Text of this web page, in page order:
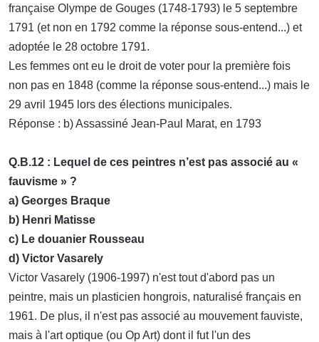
française Olympe de Gouges (1748-1793) le 5 septembre
1791 (et non en 1792 comme la réponse sous-entend...) et
adoptée le 28 octobre 1791.
Les femmes ont eu le droit de voter pour la première fois
non pas en 1848 (comme la réponse sous-entend...) mais le
29 avril 1945 lors des élections municipales.
Réponse : b) Assassiné Jean-Paul Marat, en 1793
Q.B.12 : Lequel de ces peintres n’est pas associé au «
fauvisme » ?
a) Georges Braque
b) Henri Matisse
c) Le douanier Rousseau
d) Victor Vasarely
Victor Vasarely (1906-1997) n'est tout d'abord pas un
peintre, mais un plasticien hongrois, naturalisé français en
1961. De plus, il n'est pas associé au mouvement fauviste,
mais à l'art optique (ou Op Art) dont il fut l'un des